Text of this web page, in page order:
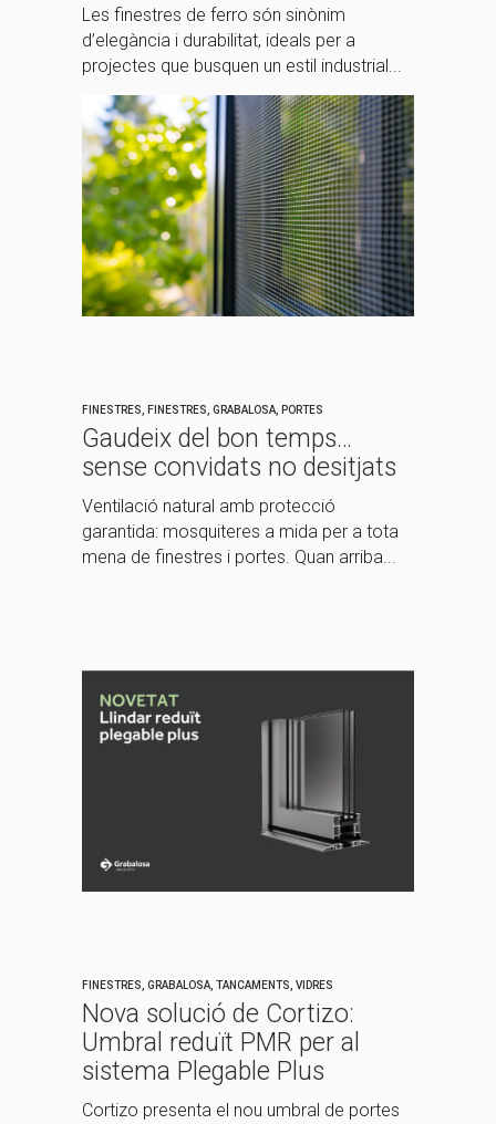
Les finestres de ferro són sinònim
d’elegància i durabilitat, ideals per a
projectes que busquen un estil industrial...
FINESTRES FINESTRES GRABALOSA PORTES
Gaudeix del bon temps…
sense convidats no desitjats
Ventilació natural amb protecció
garantida: mosquiteres a mida per a tota
mena de finestres i portes. Quan arriba...
FINESTRES GRABALOSA TANCAMENTS VIDRES
Nova solució de Cortizo:
Umbral reduït PMR per al
sistema Plegable Plus
Cortizo presenta el nou umbral de portes